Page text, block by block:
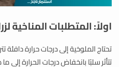
اولاً: المتطلبات المناخية